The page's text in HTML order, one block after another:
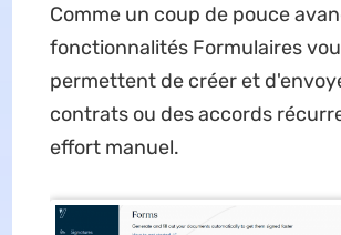
Comme un coup de pouce
fonctionnalités Formulaires
permettent de créer et
contrats ou des accords
effort manuel.